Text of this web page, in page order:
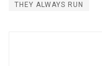
THEY ALWAYS RUN